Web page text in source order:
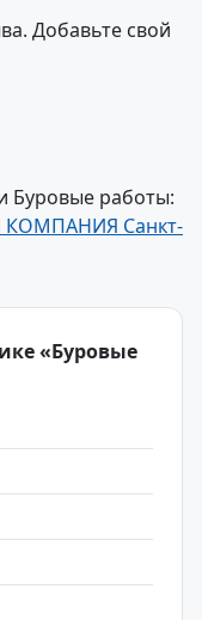
Добавьте свой
Буровые работы:
КОМПАНИЯ Санкт-
«Буровые